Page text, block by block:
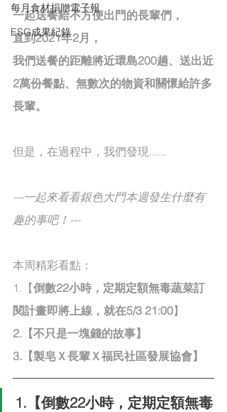
每月食材捐贈電子報
ESG成果紀錄
一起送餐給不方便出門的長輩們，
直到2021年2月，
我們送餐的距離將近環島200趟、送出近
2萬份餐點、無數次的物資和關懷給許多
長輩。
但是，在過程中，我們發現......
---⼀起來看看銀色大門本週發⽣什麼有
趣的事吧！---
本周精彩看點：
1.【倒數22小時，定期定額無毒蔬菜訂
閱計畫即將上線，就在5/3 21:00】
2.【不只是一塊錢的故事】
3.【製皂Ｘ長輩Ｘ福民社區發展協會】
1.【倒數22小時，定期定額無毒